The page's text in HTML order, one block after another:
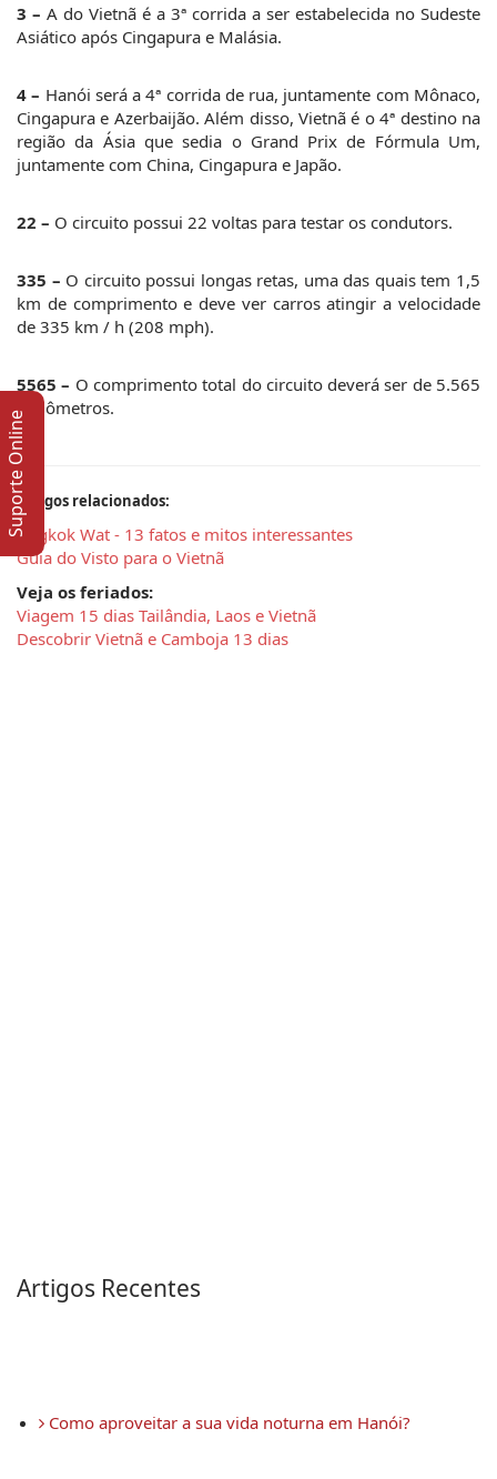
3 – A do Vietnã é a 3ª corrida a ser estabelecida no Sudeste
Asiático após Cingapura e Malásia.
4 – Hanói será a 4ª corrida de rua, juntamente com Mônaco,
Cingapura e Azerbaijão. Além disso, Vietnã é o 4ª destino na
região da Ásia que sedia o Grand Prix de Fórmula Um,
juntamente com China, Cingapura e Japão.
22 – O circuito possui 22 voltas para testar os condutors.
335 – O circuito possui longas retas, uma das quais tem 1,5
km de comprimento e deve ver carros atingir a velocidade
de 335 km / h (208 mph).
5565 – O comprimento total do circuito deverá ser de 5.565
quilômetros.
Artigos relacionados:
Angkok Wat - 13 fatos e mitos interessantes
Guia do Visto para o Vietnã
Veja os feriados:
Viagem 15 dias Tailândia, Laos e Vietnã
Descobrir Vietnã e Camboja 13 dias
Artigos Recentes
Como aproveitar a sua vida noturna em Hanói?
Suporte Online